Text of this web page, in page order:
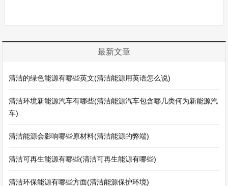
最新文章
清洁的绿色能源有哪些英文(清洁能源用英语怎么说)
清洁环境新能源汽车有哪些(清洁能源汽车包含哪几类何为新能源汽
车)
清洁能源会影响哪些原材料(清洁能源的弊端)
清洁可再生能源有哪些(清洁可再生能源有哪些)
清洁环保能源有哪些方面(清洁能源保护环境)